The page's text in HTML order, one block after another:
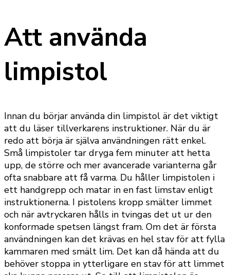
Att använda
limpistol
Innan du börjar använda din limpistol är det viktigt
att du läser tillverkarens instruktioner. När du är
redo att börja är själva användningen rätt enkel.
Små limpistoler tar dryga fem minuter att hetta
upp, de större och mer avancerade varianterna går
ofta snabbare att få varma. Du håller limpistolen i
ett handgrepp och matar in en fast limstav enligt
instruktionerna. I pistolens kropp smälter limmet
och när avtryckaren hålls in tvingas det ut ur den
konformade spetsen längst fram. Om det är första
användningen kan det krävas en hel stav för att fylla
kammaren med smält lim. Det kan då hända att du
behöver stoppa in ytterligare en stav för att limmet